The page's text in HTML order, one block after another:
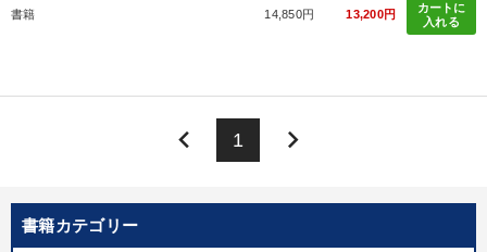
書籍カテゴリー
書籍 14,850円 13,200円
カートに
入れる
keyboard_arrow_left 1 keyboard_arrow_right